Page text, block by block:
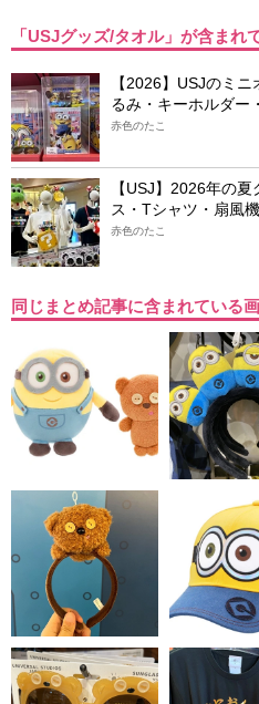
「USJグッズ/タオル」が含まれ
【2026】USJのミ
るみ・キーホルダー
赤色のたこ
【USJ】2026年の
ス・Tシャツ・扇風
赤色のたこ
同じまとめ記事に含まれている